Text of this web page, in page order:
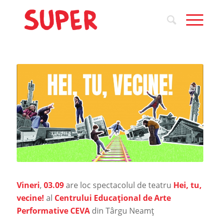
Vineri, 03.09are loc spectacolul de teatru Hei, tu,
vecine! al Centrului Educațional de Arte
Performative CEVAdin Târgu Neamț